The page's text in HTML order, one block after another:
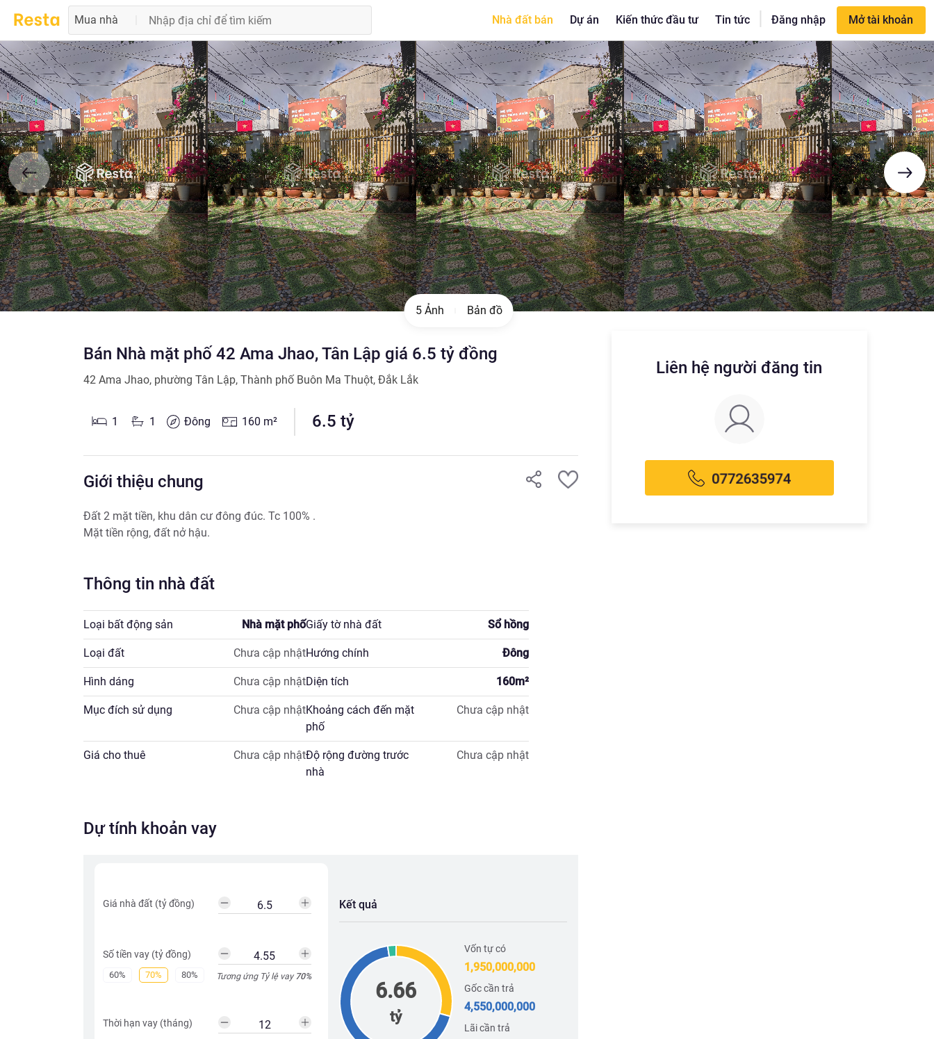
Mua nhà Nhà đất bán Dự án Kiến thức đầu tư Tin tức | Đăng nhập Mở tài khoản
5 Ảnh Bản đồ
Bán Nhà mặt phố 42 Ama Jhao, Tân Lập giá 6.5 tỷ đồng
42 Ama Jhao, phường Tân Lập, Thành phố Buôn Ma Thuột, Đắk Lắk
1 1 Đông 160 m² 6.5 tỷ
Giới thiệu chung
Đất 2 mặt tiền, khu dân cư đông đúc. Tc 100% .
Mặt tiền rộng, đất nở hậu.
Thông tin nhà đất
Loại bất động sản Nhà mặt phốGiấy tờ nhà đất Sổ hồng
Loại đất Chưa cập nhậtHướng chính Đông
Hình dáng Chưa cập nhậtDiện tích 160m²
Mục đích sử dụng Chưa cập nhậtKhoảng cách đến mặt
phố
Chưa cập nhật
Giá cho thuê Chưa cập nhậtĐộ rộng đường trước
nhà
Chưa cập nhật
Dự tính khoản vay
Giá nhà đất (tỷ đồng)
Số tiền vay (tỷ đồng)
60% 70% 80% Tương ứng Tỷ lệ vay70%
Thời hạn vay (tháng)
Kết quả
6.66
tỷ
Vốn tự có
1,950,000,000
Gốc cần trả
4,550,000,000
Lãi cần trả
Liên hệ người đăng tin